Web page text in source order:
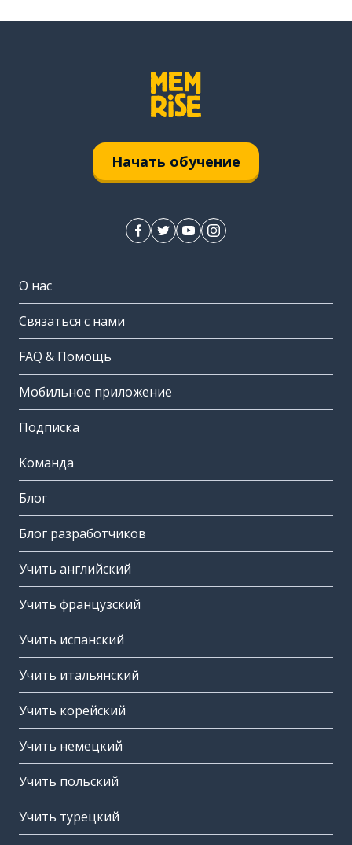
Начать обучение
О нас
Связаться с нами
FAQ & Помощь
Мобильное приложение
Подписка
Команда
Блог
Блог разработчиков
Учить английский
Учить французский
Учить испанский
Учить итальянский
Учить корейский
Учить немецкий
Учить польский
Учить турецкий